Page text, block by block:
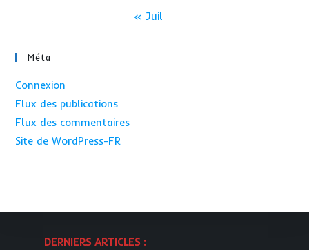
« Juil
Méta
Connexion
Flux des publications
Flux des commentaires
Site de WordPress-FR
DERNIERS ARTICLES :